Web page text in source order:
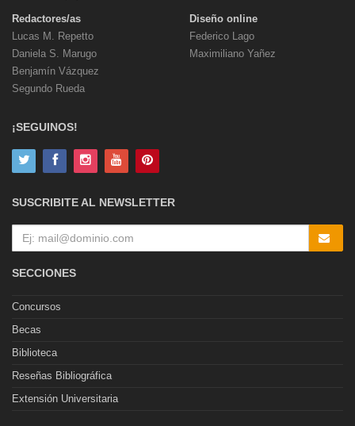
Redactores/as
Lucas M. Repetto
Daniela S. Marugo
Benjamín Vázquez
Segundo Rueda
Diseño online
Federico Lago
Maximiliano Yañez
¡SEGUINOS!
SUSCRIBITE AL NEWSLETTER
SECCIONES
Concursos
Becas
Biblioteca
Reseñas Bibliográfica
Extensión Universitaria